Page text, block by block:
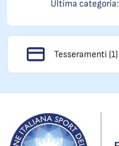
Ultima categoria:
Tesseramenti (1)